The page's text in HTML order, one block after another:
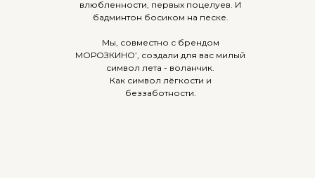
влюбленности, первых поцелуев. И
бадминтон босиком на песке.
Мы, совместно с брендом
МОРОЗКИНО’, создали для вас милый
символ лета - воланчик.
Как символ лёгкости и
беззаботности.